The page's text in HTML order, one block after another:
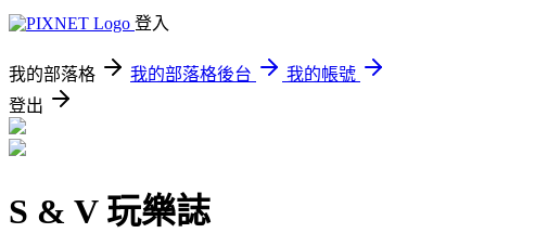
登入
我的部落格 我的部落格後台
我的帳號
登出
S & V 玩樂誌